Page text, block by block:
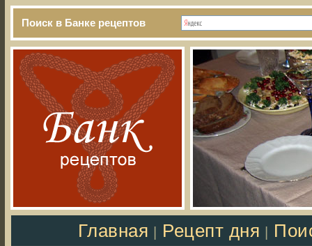
Поиск в Банке рецептов
Главная Рецепт дня